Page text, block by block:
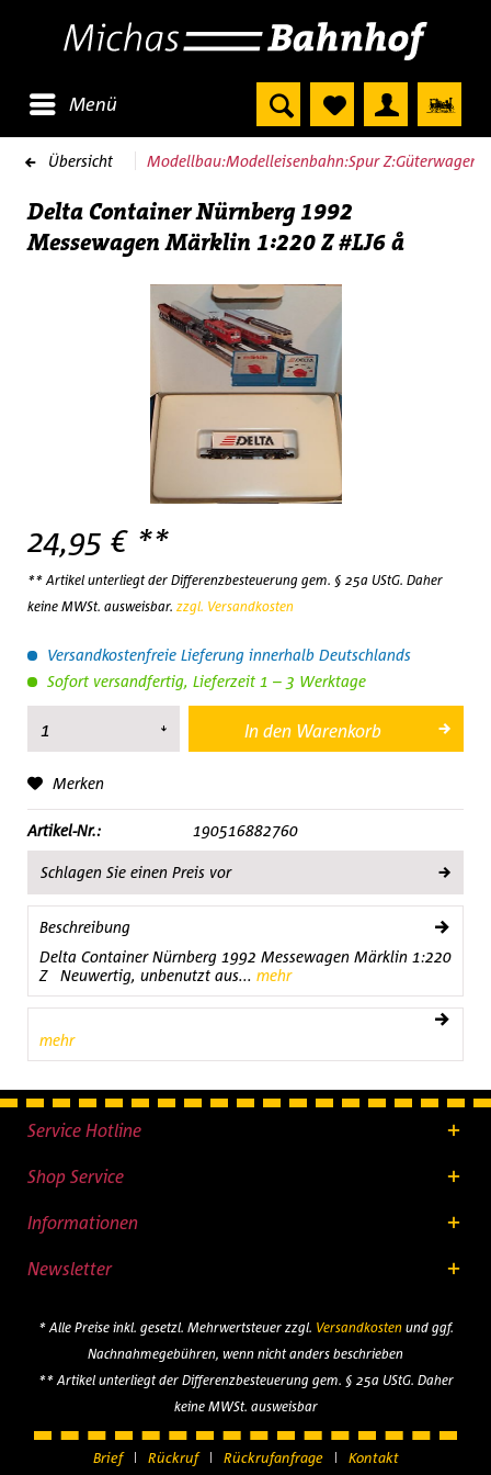
Menü
Übersicht Modellbau:Modelleisenbahn:Spur Z:Güterwagen
Delta Container Nürnberg 1992
Messewagen Märklin 1:220 Z #LJ6 å
24,95 € **
** Artikel unterliegt der Differenzbesteuerung gem. § 25a UStG. Daher
keine MWSt. ausweisbar. zzgl. Versandkosten
Versandkostenfreie Lieferung innerhalb Deutschlands
Sofort versandfertig, Lieferzeit 1 – 3 Werktage
In den Warenkorb
Merken
Artikel-Nr.: 190516882760
Schlagen Sie einen Preis vor
Beschreibung
Delta Container Nürnberg 1992 Messewagen Märklin 1:220
Z Neuwertig, unbenutzt aus... mehr
mehr
Service Hotline
Shop Service
Informationen
Newsletter
* Alle Preise inkl. gesetzl. Mehrwertsteuer zzgl. Versandkostenund ggf.
Nachnahmegebühren, wenn nicht anders beschrieben
** Artikel unterliegt der Differenzbesteuerung gem. § 25a UStG. Daher
keine MWSt. ausweisbar
Brief Rückruf Rückrufanfrage Kontakt